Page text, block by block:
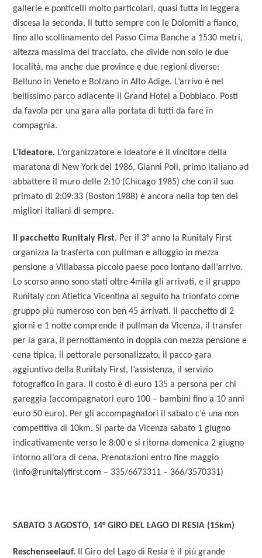
gallerie e ponticelli molto particolari, quasi tutta in leggera
discesa la seconda. Il tutto sempre con le Dolomiti a fianco,
fino allo scollinamento del Passo Cima Banche a 1530 metri,
altezza massima del tracciato, che divide non solo le due
località, ma anche due province e due regioni diverse:
Belluno in Veneto e Bolzano in Alto Adige. L’arrivo è nel
bellissimo parco adiacente il Grand Hotel a Dobbiaco. Posti
da favola per una gara alla portata di tutti da fare in
compagnia.
L’ideatore. L’organizzatore e ideatore è il vincitore della
maratona di New York del 1986, Gianni Poli, primo italiano ad
abbattere il muro delle 2:10 (Chicago 1985) che con il suo
primato di 2:09:33 (Boston 1988) è ancora nella top ten dei
migliori italiani di sempre.
Il pacchetto Runitaly First. Per il 3° anno la Runitaly First
organizza la trasferta con pullman e alloggio in mezza
pensione a Villabassa piccolo paese poco lontano dall’arrivo.
Lo scorso anno sono stati oltre 4mila gli arrivati, e il gruppo
Runitaly con Atletica Vicentina al seguito ha trionfato come
gruppo più numeroso con ben 45 arrivati. Il pacchetto di 2
giorni e 1 notte comprende il pullman da Vicenza, il transfer
per la gara, il pernottamento in doppia con mezza pensione e
cena tipica, il pettorale personalizzato, il pacco gara
aggiuntivo della Runitaly First, l’assistenza, il servizio
fotografico in gara. Il costo è di euro 135 a persona per chi
gareggia (accompagnatori euro 100 – bambini fino a 10 anni
euro 50 euro). Per gli accompagnatori il sabato c’è una non
competitiva di 10km. Si parte da Vicenza sabato 1 giugno
indicativamente verso le 8:00 e si ritorna domenica 2 giugno
intorno all’ora di cena. Prenotazioni entro fine maggio
(info@runitalyfirst.com – 335/6673311 – 366/3570331)
SABATO 3 AGOSTO, 14° GIRO DEL LAGO DI RESIA (15km)
Reschenseelauf. Il Giro del Lago di Resia è il più grande